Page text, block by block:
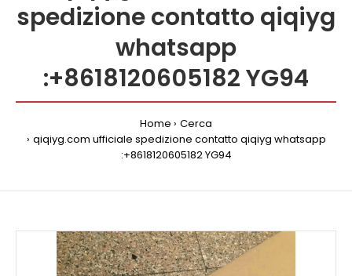
spedizione contatto qiqiyg
whatsapp
:+8618120605182 YG94
Home
Cerca
qiqiyg.com ufficiale spedizione contatto qiqiyg whatsapp
:+8618120605182 YG94